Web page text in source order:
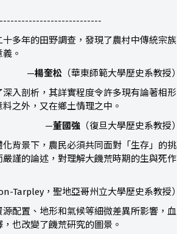
多年的田野調查，發現了農村中傳統宗族
。
—楊奎松 （華東師範大學歷史系教授）
入剖析，其詳實程度令許多現有論著相形
之外，又在鄉土情理之中。
—董國強 （復旦大學歷史系教授）
背景下，農民必須共同面對「生存」的挑
謹的論述，對理解大饑荒時期的生與死作
Tarpley，聖地亞哥州立大學歷史系教授）
配置、地形和氣候等細微差異所影響，血
也改變了饑荒研究的圖景。